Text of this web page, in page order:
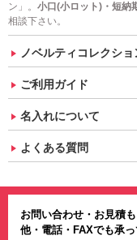
ン」。 小口(小ロット)・短納
相談下さい。
ノベルティコレクショ
ご利用ガイド
名入れについて
よくある質問
お問い合わせ・お見積
他・電話・FAXでも承